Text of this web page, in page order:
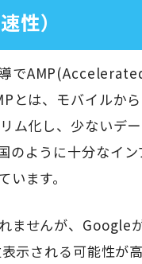
性）
で
とは、モバイルか
ム化し、少ないデ
のように十分なイ
ます。
ませんが、Google
示される可能性が